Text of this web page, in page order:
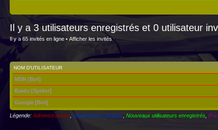
Il y a 3 utilisateurs enregistrés et 0 utilisateur
Il y a 65 invités en ligne • Afficher les invités
NOM D’UTILISATEUR
MSN [Bot]
Baidu [Spider]
Google [Bot]
Légende: Administrateurs Modérateurs globaux Nouveaux utilisateurs enregistrés